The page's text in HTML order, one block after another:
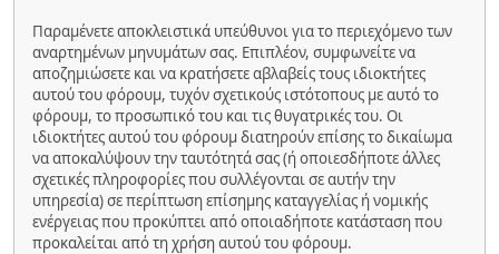
Παραμένετε αποκλειστικά υπεύθυνοι για το περιεχόμενο των
αναρτημένων μηνυμάτων σας. Επιπλέον, συμφωνείτε να
αποζημιώσετε και να κρατήσετε αβλαβείς τους ιδιοκτήτες
αυτού του φόρουμ, τυχόν σχετικούς ιστότοπους με αυτό το
φόρουμ, το προσωπικό του και τις θυγατρικές του. Οι
ιδιοκτήτες αυτού του φόρουμ διατηρούν επίσης το δικαίωμα
να αποκαλύψουν την ταυτότητά σας (ή οποιεσδήποτε άλλες
σχετικές πληροφορίες που συλλέγονται σε αυτήν την
υπηρεσία) σε περίπτωση επίσημης καταγγελίας ή νομικής
ενέργειας που προκύπτει από οποιαδήποτε κατάσταση που
προκαλείται από τη χρήση αυτού του φόρουμ.